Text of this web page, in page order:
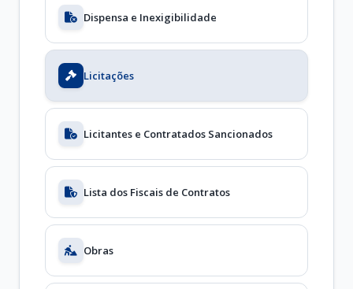
Dispensa e Inexigibilidade
Licitações
Licitantes e Contratados Sancionados
Lista dos Fiscais de Contratos
Obras